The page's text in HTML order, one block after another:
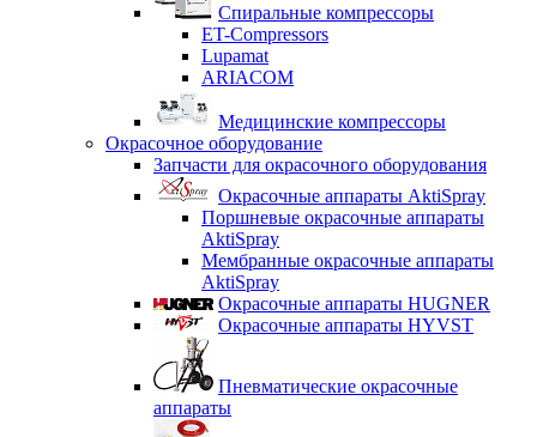
Спиральные компрессоры
ET-Compressors
Lupamat
ARIACOM
Медицинские компрессоры
Окрасочное оборудование
Запчасти для окрасочного оборудования
Окрасочные аппараты AktiSpray
Поршневые окрасочные аппараты
AktiSpray
Мембранные окрасочные аппараты
AktiSpray
Окрасочные аппараты HUGNER
Окрасочные аппараты HYVST
Пневматические окрасочные
аппараты